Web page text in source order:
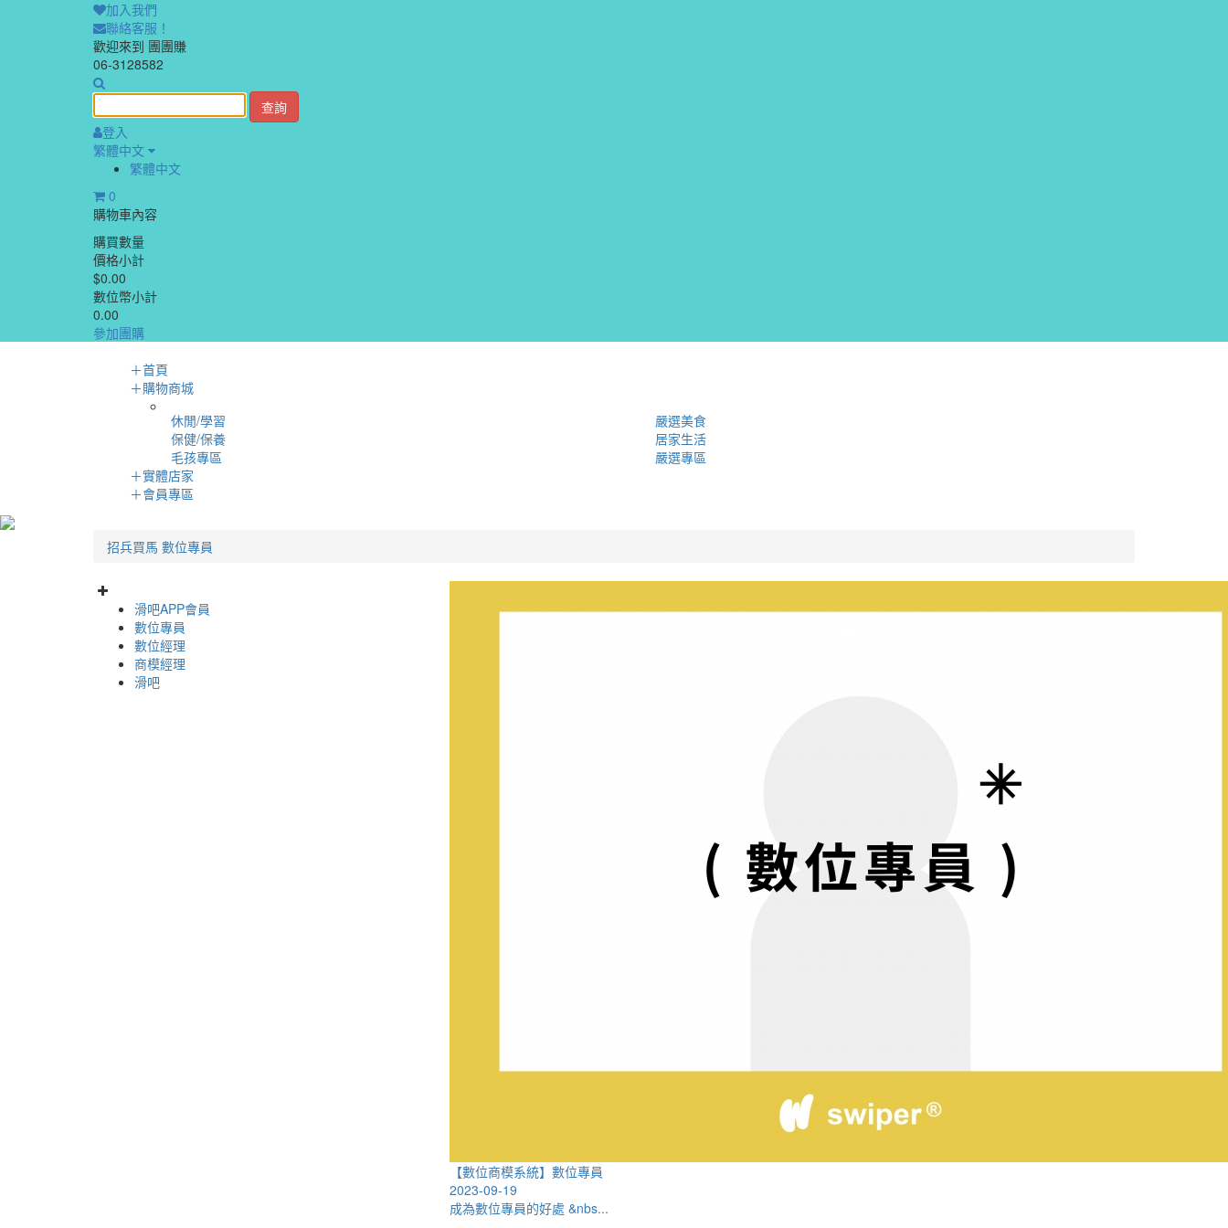
加入我們
聯絡客服！
歡迎來到 團團賺
06-3128582
查詢
登入
繁體中文
繁體中文
0
購物車內容
購買數量
價格小計
$0.00
數位幣小計
0.00
參加團購
＋首頁
＋購物商城
休閒/學習
嚴選美食
保健/保養
居家生活
毛孩專區
嚴選專區
＋實體店家
＋會員專區
招兵買馬 數位專員
滑吧APP會員
數位專員
數位經理
商模經理
滑吧
【數位商模系統】數位專員
2023-09-19
成為數位專員的好處 &nbs...